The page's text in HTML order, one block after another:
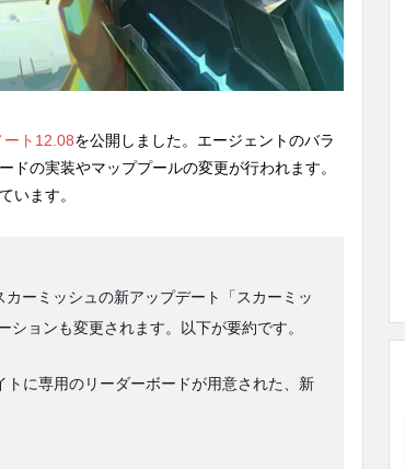
ート12.08を公開しました。エージェントのバラ
ドの実装やマッププールの変更が行われます。
います。
ーミッシュの新アップデート「スカーミッ
ョンも変更されます。以下が要約です。
に専用のリーダーボードが用意された、新